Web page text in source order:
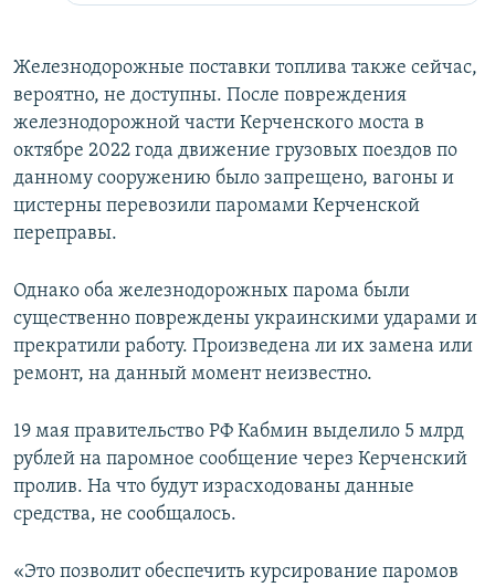
Железнодорожные поставки топлива также сейчас,
вероятно, не доступны. После повреждения
железнодорожной части Керченского моста в
октябре 2022 года движение грузовых поездов по
данному сооружению было запрещено, вагоны и
цистерны перевозили паромами Керченской
переправы.
Однако оба железнодорожных парома были
существенно повреждены украинскими ударами и
прекратили работу. Произведена ли их замена или
ремонт, на данный момент неизвестно.
19 мая правительство РФ Кабмин выделило 5 млрд
рублей на паромное сообщение через Керченский
пролив. На что будут израсходованы данные
средства, не сообщалось.
«Это позволит обеспечить курсирование паромов